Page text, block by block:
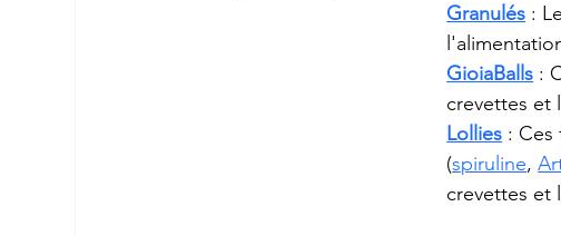
Granulés :
GioiaBalls :
crevettes et
Lollies : Ces
(spiruline,
crevettes et